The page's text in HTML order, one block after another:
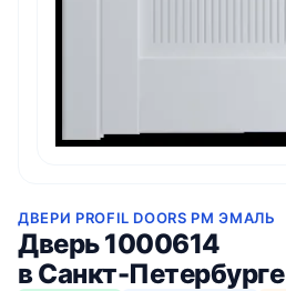
ДВЕРИ PROFIL DOORS PM ЭМАЛЬ
Дверь 1000614
в Санкт-Петербурге